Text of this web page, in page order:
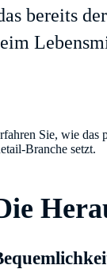
bereits
Sie, wie das
Branche setzt.